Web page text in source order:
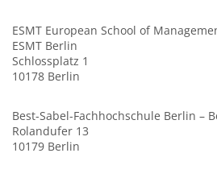
ESMT European School of
ESMT Berlin
Schlossplatz 1
10178 Berlin
Best-Sabel-Fachhochschule Berlin –
Rolandufer 13
10179 Berlin